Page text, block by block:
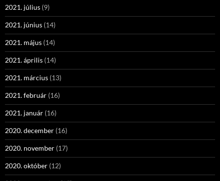
2021. július (9)
2021. június (14)
2021. május (14)
2021. április (14)
2021. március (13)
2021. február (16)
2021. január (16)
2020. december (16)
2020. november (17)
2020. október (12)